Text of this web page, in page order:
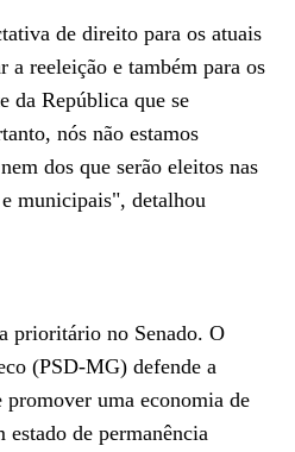
de direito para os atuais
a reeleição e também para os
da República que se
nós não estamos
dos que serão eleitos nas
municipais", detalhou
prioritário no Senado. O
(PSD-MG) defende a
uma economia de
de permanência